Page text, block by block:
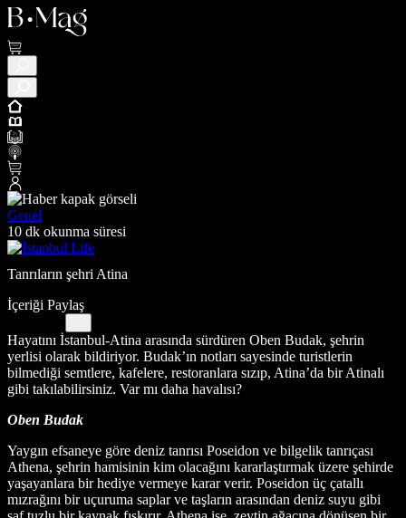
Genel
10 dk okunma süresi
Tanrıların şehri Atina
İçeriği Paylaş
Hayatını İstanbul-Atina arasında sürdüren Oben Budak, şehrin
yerlisi olarak bildiriyor. Budak’ın notları sayesinde turistlerin
bilmediği semtlere, kafelere, restoranlara sızıp, Atina’da bir Atinalı
gibi takılabilirsiniz. Var mı daha havalısı?
Oben Budak
Yaygın efsaneye göre deniz tanrısı Poseidon ve bilgelik tanrıçası
Athena, şehrin hamisinin kim olacağını kararlaştırmak üzere şehirde
yaşayanlara bir hediye vermeye karar verir. Poseidon üç çatallı
mızrağını bir uçuruma saplar ve taşların arasından deniz suyu gibi